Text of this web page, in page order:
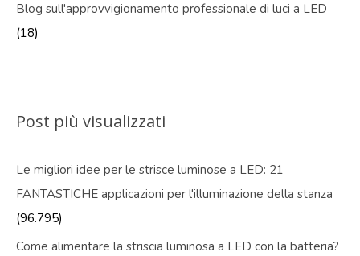
Blog sull'approvvigionamento professionale di luci a LED
(18)
Post più visualizzati
Le migliori idee per le strisce luminose a LED: 21
FANTASTICHE applicazioni per l'illuminazione della stanza
(96.795)
Come alimentare la striscia luminosa a LED con la batteria?